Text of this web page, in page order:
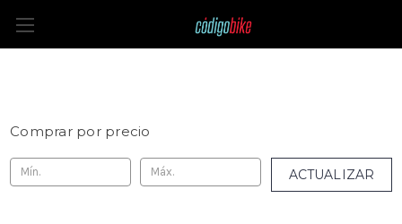
Culotes largos
Comprar por precio
ACTUALIZAR